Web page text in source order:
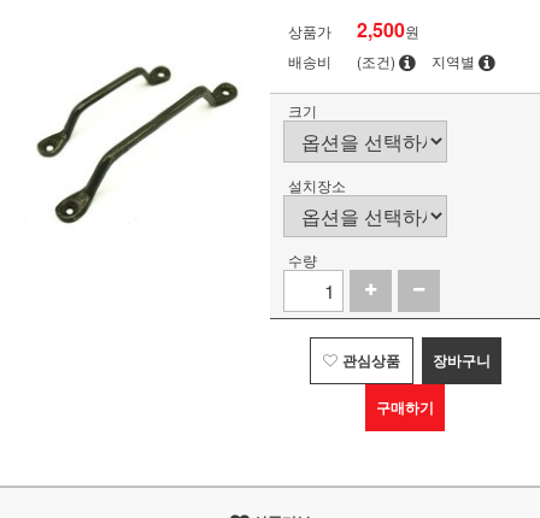
상품가 2,500원
배송비
(조건) 지역별
크기
설치장소
수량
관심상품 장바구니
구매하기